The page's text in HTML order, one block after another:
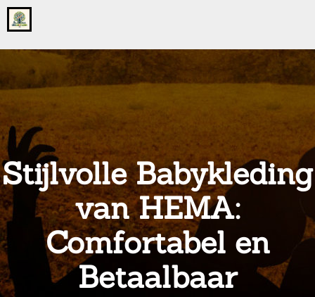
Go
to
home
onsgrotegezin.nl
Stijlvolle Babykleding
van HEMA:
Comfortabel en
Betaalbaar